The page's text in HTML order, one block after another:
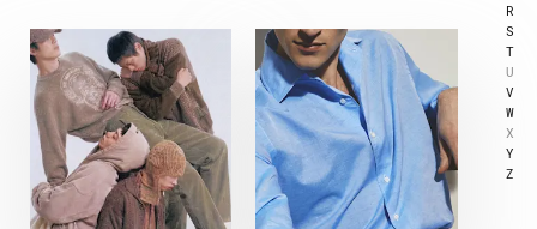
R
S
T
U
V
W
X
Y
Z